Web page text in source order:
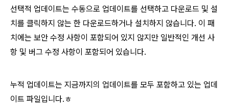
선택적 업데이트는 수동으로 업데이트를 선택하고 다운로드 및 설
치를 클릭하지 않는 한 다운로드하거나 설치하지 않습니다. 이 패
치에는 보안 수정 사항이 포함되어 있지 않지만 일반적인 개선 사
항 및 버그 수정 사항이 포함되어 있습니다.
누적 업데이트는 지금까지의 업데이트를 모두 포함하고 있는 업데
이트 파일입니다.ㅎ